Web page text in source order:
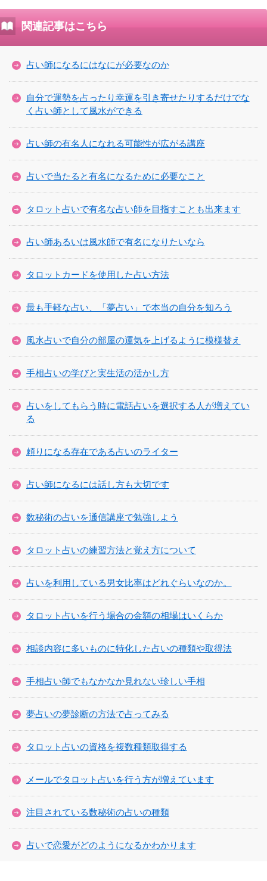
関連記事はこちら
占い師になるにはなにが必要なのか
自分で運勢を占ったり幸運を引き寄せたりするだけでな
く占い師として風水ができる
占い師の有名人になれる可能性が広がる講座
占いで当たると有名になるために必要なこと
タロット占いで有名な占い師を目指すことも出来ます
占い師あるいは風水師で有名になりたいなら
タロットカードを使用した占い方法
最も手軽な占い、「夢占い」で本当の自分を知ろう
風水占いで自分の部屋の運気を上げるように模様替え
手相占いの学びと実生活の活かし方
占いをしてもらう時に電話占いを選択する人が増えてい
る
頼りになる存在である占いのライター
占い師になるには話し方も大切です
数秘術の占いを通信講座で勉強しよう
タロット占いの練習方法と覚え方について
占いを利用している男女比率はどれぐらいなのか。
タロット占いを行う場合の金額の相場はいくらか
相談内容に多いものに特化した占いの種類や取得法
手相占い師でもなかなか見れない珍しい手相
夢占いの夢診断の方法で占ってみる
タロット占いの資格を複数種類取得する
メールでタロット占いを行う方が増えています
注目されている数秘術の占いの種類
占いで恋愛がどのようになるかわかります